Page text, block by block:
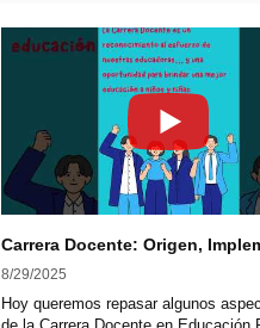
8/29/2025
Hoy queremos repasar algunos